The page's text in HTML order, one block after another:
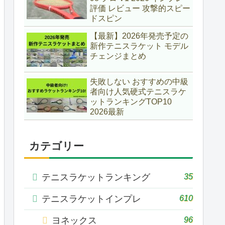
評価 レビュー 攻撃的スピー
ドスピン
【最新】2026年発売予定の
新作テニスラケット モデル
チェンジまとめ
失敗しない おすすめの中級
者向け人気硬式テニスラケ
ットランキングTOP10
2026最新
カテゴリー
テニスラケットランキング 35
テニスラケットインプレ 610
ヨネックス 96